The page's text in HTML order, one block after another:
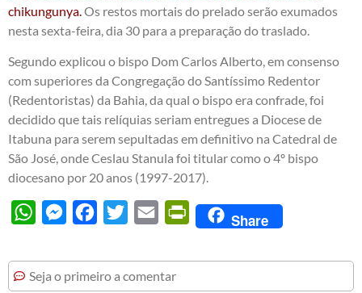
chikungunya. Os restos mortais do prelado serão exumados
nesta sexta-feira, dia 30 para a preparação do traslado.
Segundo explicou o bispo Dom Carlos Alberto, em consenso
com superiores da Congregação do Santíssimo Redentor
(Redentoristas) da Bahia, da qual o bispo era confrade, foi
decidido que tais relíquias seriam entregues a Diocese de
Itabuna para serem sepultadas em definitivo na Catedral de
São José, onde Ceslau Stanula foi titular como o 4º bispo
diocesano por 20 anos (1997-2017).
WhatsAppMessengerFacebook
Twitter Email PrintFriendly
Share
Seja o primeiro a comentar